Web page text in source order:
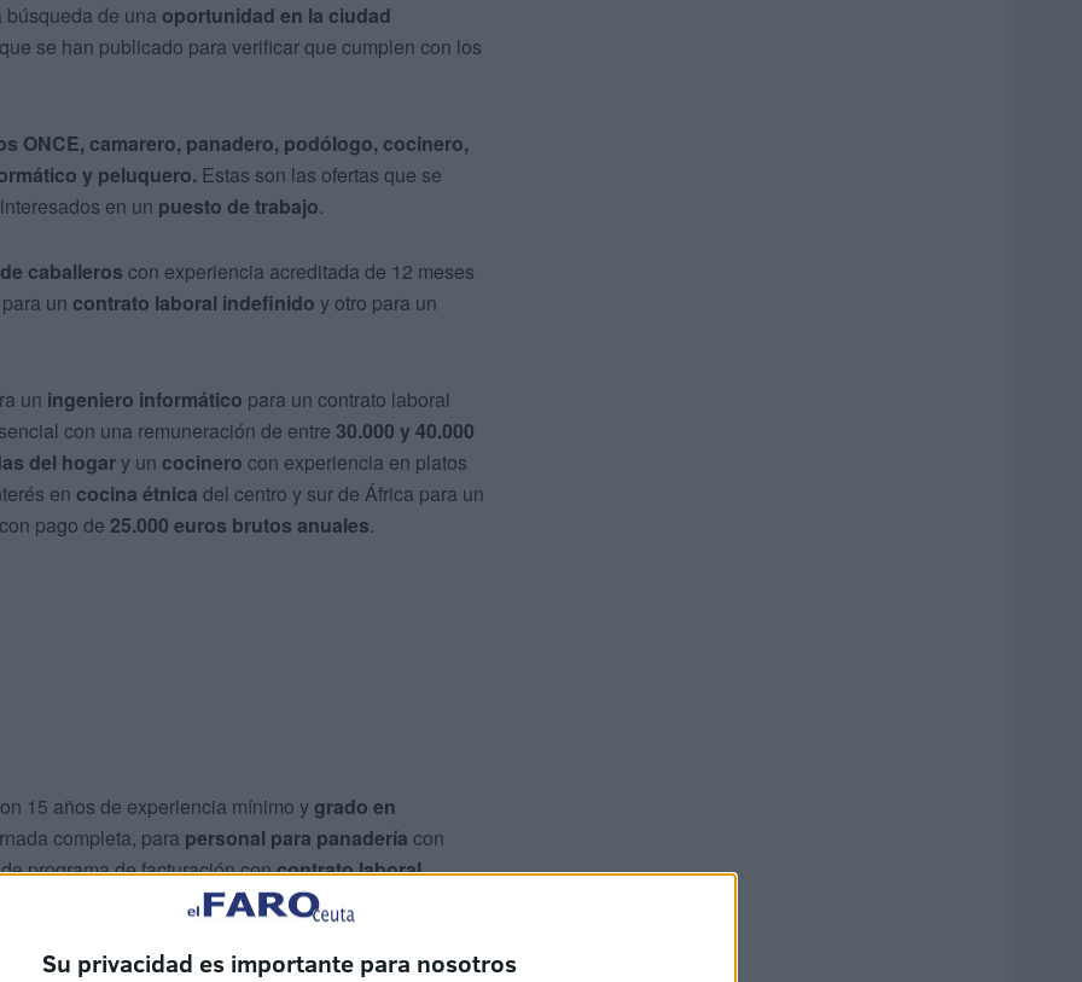
Su privacidad es importante para nosotros
de una oportunidad en la ciudad
que se han publicado para verificar que cumplen con los
ONCE, camarero, panadero, podólogo, cocinero,
y peluquero. Estas son las ofertas que se
en un puesto de trabajo.
caballeros con experiencia acreditada de 12 meses
para un contrato laboral indefinido y otro para un
un ingeniero informático para un contrato laboral
con una remuneración de entre 30.000 y 40.000
del hogary un cocinero con experiencia en platos
en cocina étnica del centro y sur de África para un
pago de 25.000 euros brutos anuales.
15 años de experiencia mínimo y grado en
completa, para personal para panadería con
programa de facturación concontrato laboral
para un contrato laboral temporal.
Ceuta también contempla un total de 9 vacantes para